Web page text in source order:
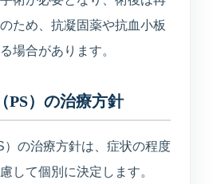
ため、抗凝固薬や抗血小板
場合があります。
PS）の治療方針
）の治療方針は、症状の程度
して個別に決定します。